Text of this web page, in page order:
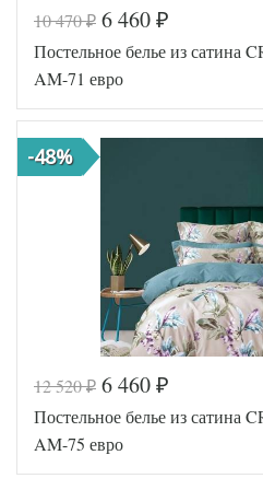
Код товара
575-127
Артикул
TT1194
Ткань
Размер
200х220
Размер
простыни
(2шт),
70х70
(2шт)
Производитель
Cristelle
(Китай)
Код товара
558-896
Артикул
TT1068
Ткань
Размер
10 470₽ 6 460 ₽
Постельное белье из сатина
AM-71 евро
-48%
12 520₽ 6 460 ₽
Постельное белье из сатина
AM-75 евро